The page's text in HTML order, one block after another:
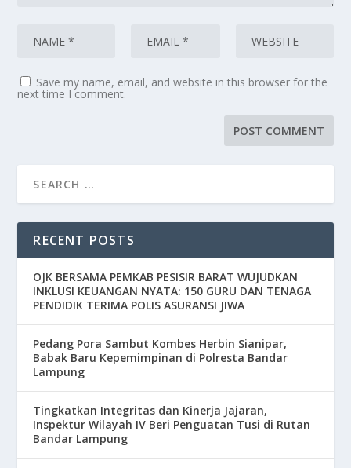
Save my name, email, and website in this browser for the
next time I comment.
RECENT POSTS
OJK BERSAMA PEMKAB PESISIR BARAT WUJUDKAN
INKLUSI KEUANGAN NYATA: 150 GURU DAN TENAGA
PENDIDIK TERIMA POLIS ASURANSI JIWA
Pedang Pora Sambut Kombes Herbin Sianipar,
Babak Baru Kepemimpinan di Polresta Bandar
Lampung
Tingkatkan Integritas dan Kinerja Jajaran,
Inspektur Wilayah IV Beri Penguatan Tusi di Rutan
Bandar Lampung